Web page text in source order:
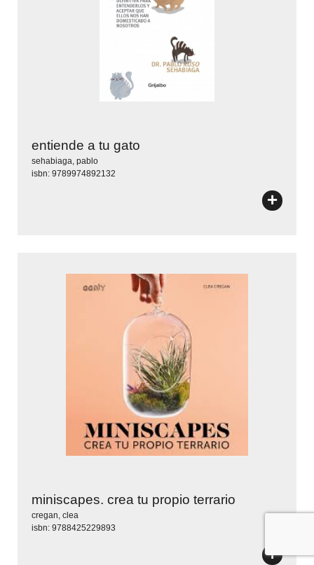
entiende a tu gato
sehabiaga, pablo
isbn: 9789974892132
+
miniscapes. crea tu propio terrario
cregan, clea
isbn: 9788425229893
+